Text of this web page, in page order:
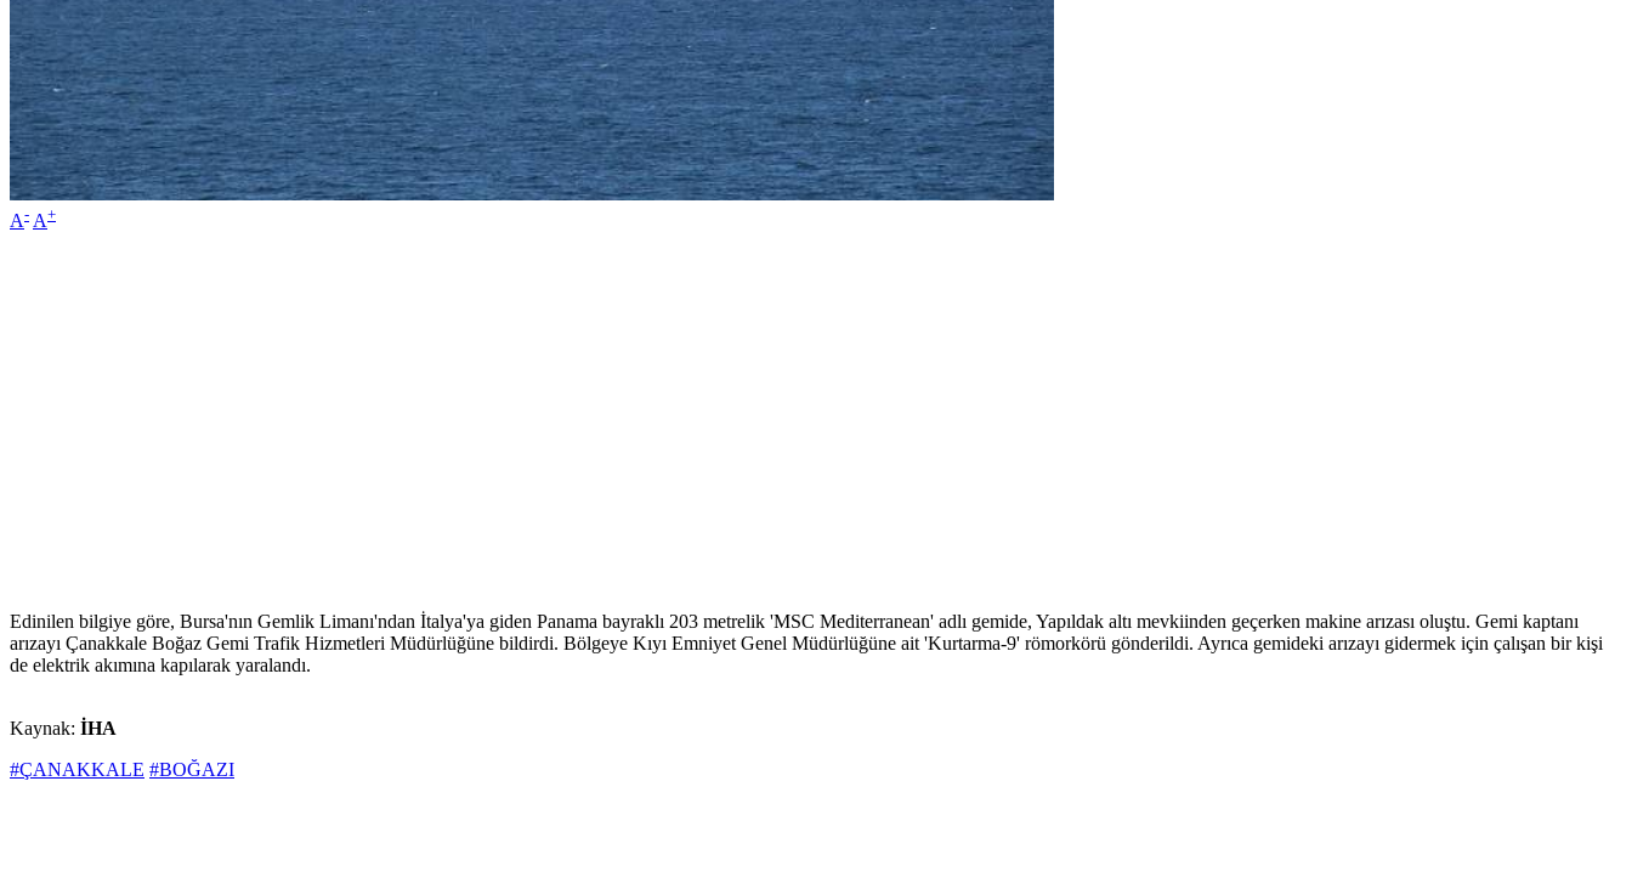
A- A+
Edinilen bilgiye göre, Bursa'nın Gemlik Limanı'ndan İtalya'ya giden Panama bayraklı 203 metrelik 'MSC Mediterranean' adlı gemide, Yapıldak altı mevkiinden geçerken makine arızası oluştu. Gemi kaptanı
arızayı Çanakkale Boğaz Gemi Trafik Hizmetleri Müdürlüğüne bildirdi. Bölgeye Kıyı Emniyet Genel Müdürlüğüne ait 'Kurtarma-9' römorkörü gönderildi. Ayrıca gemideki arızayı gidermek için çalışan bir kişi
de elektrik akımına kapılarak yaralandı.
Kaynak: İHA
#ÇANAKKALE #BOĞAZI